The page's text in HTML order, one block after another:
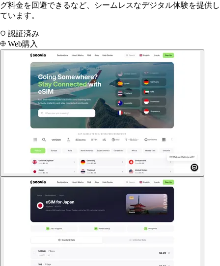
グ料金を回避できるなど、シームレスなデジタル体験を提供し
ています。
認証済み
Web購入